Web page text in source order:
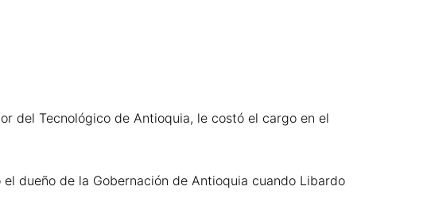
del Tecnológico de Antioquia, le costó el cargo en el
dueño de la Gobernación de Antioquia cuando Libardo